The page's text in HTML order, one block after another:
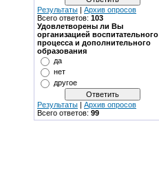
Результаты | Архив опросов
Всего ответов: 103
Удовлетворены ли Вы
организацией воспитательного
процесса и дополнительного
образования
да
нет
другое
Результаты | Архив опросов
Всего ответов: 99